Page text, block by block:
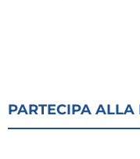
PARTECIPA ALLA